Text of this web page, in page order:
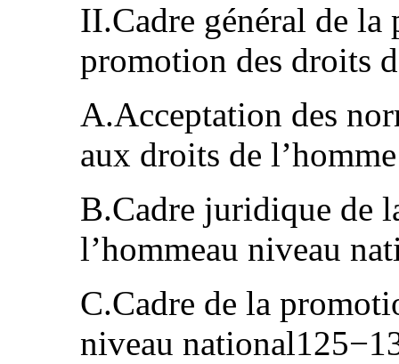
II.Cadre général de la
promotion des droits
A.Acceptation des
aux droits de
B.Cadre juridique de
l’hommeau niveau
C.Cadre de la
niveau